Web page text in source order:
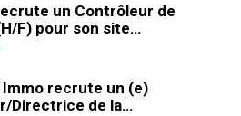
un Contrôleur de
F) pour son site…
Immo recrute un (e)
Directrice de la…